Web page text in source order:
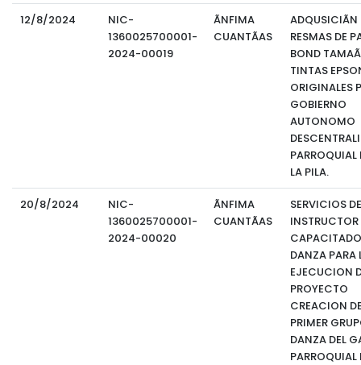
12/8/2024
NIC-
1360025700001-
2024-00019
ÃNFIMA
CUANTÃAS
ADQUSICIÃN
RESMAS DE
BOND
TINTAS
ORIGINALES
GOBIERNO
AUTONOMO
PARROQUIAL
LA PILA.
20/8/2024
NIC-
1360025700001-
2024-00020
ÃNFIMA
CUANTÃAS
SERVICIOS
DANZA PARA
EJECUCION
PROYECTO
CREACION
PRIMER
DANZA DEL
PARROQUIAL